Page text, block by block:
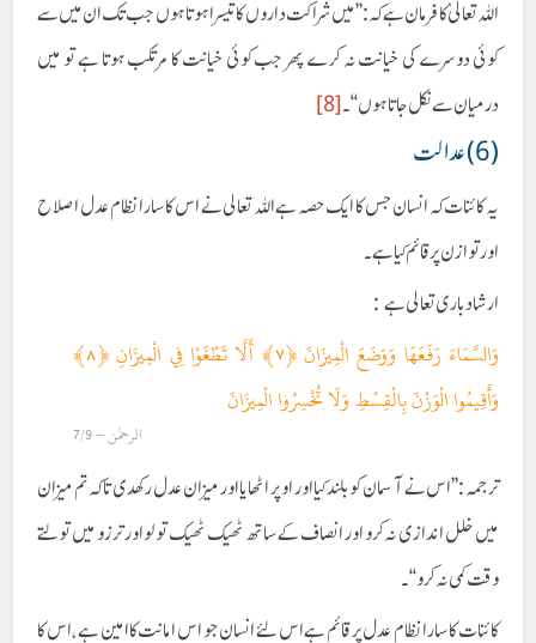
اللہ تعالیٰ کا فرمان ہے کہ: ’’ میں شراکت داروں کا تیسرا ہوتا ہوں جب تک ان میں سے
کوئی دوسرے کی خیانت نہ کرے پھر جب کوئی خیانت کا مرتکب ہوتا ہے تو میں
درمیان سے نکل جاتا ہوں‘‘ ۔ [8]
(6)عدالت
یہ کائنات کہ انسان جس کا ایک حصہ ہے اللہ تعالی نے اس کا سارا نظام عدل اصلاح
اور توازن پر قائم کیا ہے ۔
ارشاد باری تعالی ہے :
وَالسَّمَاءَ رَفَعَهَا وَوَضَعَ الْمِيزَانَ ﴿٧﴾ أَلَّا تَطْغَوْا فِي الْمِيزَانِ ﴿٨﴾
وَأَقِيمُوا الْوَزْنَ بِالْقِسْطِ وَلَا تُخْسِرُوا الْمِيزَانَ
الرحمٰن – 7/9
ترجمہ :’’اس نے آسمان کو بلند کیا اور اوپر اٹھایا اور میزان عدل رکھدی تاکہ تم میزان
میں خلل اندازی نہ کرو اور انصاف کے ساتھ ٹھیک ٹھیک تولو اور ترزو میں تولتے
وقت کمی نہ کرو ‘‘۔
کائنات کا سارا نظام عدل پر قائم ہے اس لئے انسان جو اس امانت کاامین ہے ، اس کا